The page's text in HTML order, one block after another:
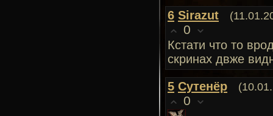
6 Sirazut
0
Кстати что то
скринах двже
5 Сутенёр
0